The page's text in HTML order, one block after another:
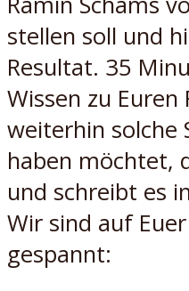
stellen soll und
Resultat. 35
Wissen zu Euren
weiterhin solche
haben möchtet,
und schreibt es
Wir sind auf
gespannt: